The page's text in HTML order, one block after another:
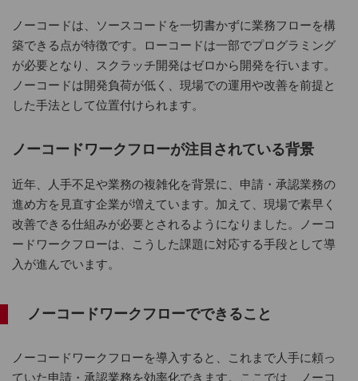
ノーコードは、ソースコードを一切書かずに業務フローを構
築できる点が特徴です。ローコードは一部でプログラミング
が必要となり、スクラッチ開発はゼロから開発を行います。
ノーコードは開発負荷が低く、現場での運用や改善を前提と
した手法として位置付けられます。
ノーコードワークフローが注目されている背景
近年、人手不足や業務の複雑化を背景に、申請・承認業務の
進め方を見直す企業が増えています。加えて、現場で素早く
改善できる仕組みが必要とされるようになりました。ノーコ
ードワークフローは、こうした課題に対応する手段として導
入が進んでいます。
ノーコードワークフローでできること
ノーコードワークフローを導入すると、これまで人手に頼っ
ていた申請・承認業務を効率化できます。ここでは、ノーコ